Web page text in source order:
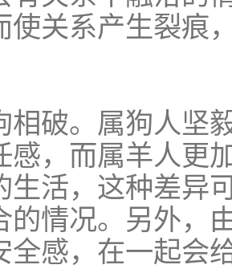
使关系产生裂痕
相破。属狗人坚
感，而属羊人更
生活，这种差异
的情况。另外，
全感，在一起会